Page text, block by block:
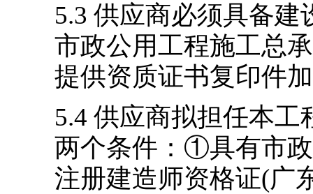
5.3 供应商必须具备建
市政公用工程施工总
提供资质证书复印件
5.4 供应商拟担任本工
两个条件：①具有市
注册建造师资格证(广